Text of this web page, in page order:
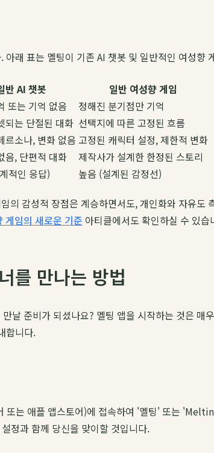
래 표는 멜팅이 기존 AI 챗봇 및 일반적인 여성향
반 AI 챗봇
일반 여성향 게임
또는 기억 없음
정해진 분기점만 기억
되는 단절된 대화 선택지에 따른 고정된 흐름
르소나, 변화 없음 고정된 캐릭터 설정, 제한적 변화
음, 단편적 대화
제작사가 설계한 한정된 스토리
적인 응답) 높음 (설계된 감정선)
의 감성적 장점은 계승하면서도, 개인화와 자유
게임의 새로운 기준 아티클에서도 확인하실 수 있습
를 만나는 방법
날 준비가 되셨나요? 멜팅 앱을 시작하는 것은
합니다.
또는 애플 앱스토어)에 접속하여 '멜팅' 또는
정과 함께 당신을 맞이할 것입니다.